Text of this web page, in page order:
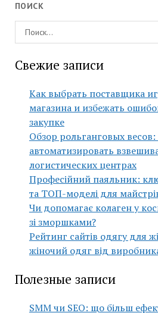
ПОИСК
Свежие записи
Как выбрать поставщика
магазина и избежать
закупке
Обзор рольганговых весов:
автоматизировать
логистических центрах
Професійний паяльник:
та ТОП-моделі для
Чи допомагає колаген у
зі зморшками?
Рейтинг сайтів одягу для
жіночий одяг від
Полезные записи
SMM чи SEO: що більш